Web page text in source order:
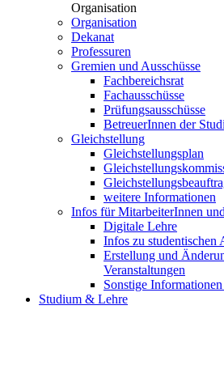
Organisation
Organisation
Dekanat
Professuren
Gremien und Ausschüsse
Fachbereichsrat
Fachausschüsse
Prüfungsausschüsse
BetreuerInnen der
Gleichstellung
Gleichstellungsplan
weitere Informationen
Infos für MitarbeiterInnen
Digitale Lehre
Infos zu studentischen
Erstellung und
Veranstaltungen
Sonstige
Studium & Lehre